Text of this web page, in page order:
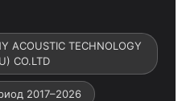
ACOUSTIC TECHNOLOGY
СО.LTD
2017–2026